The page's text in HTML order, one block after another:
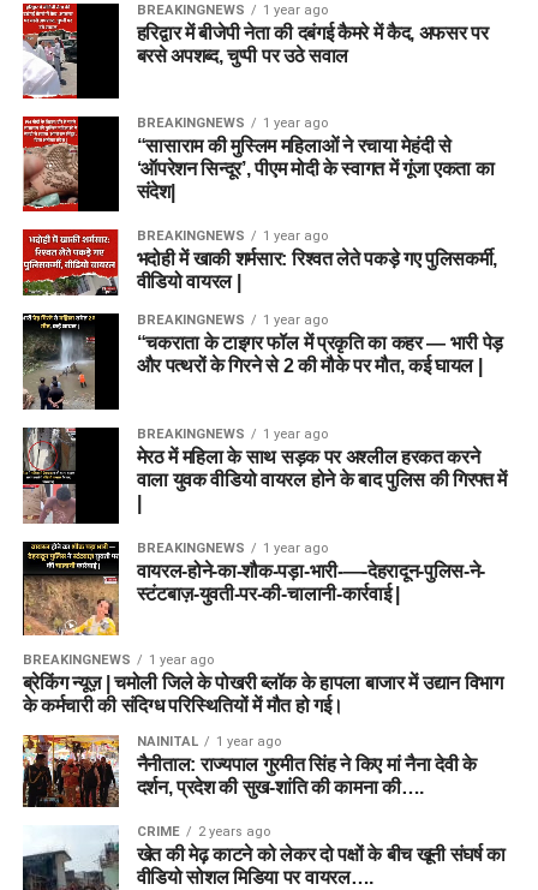
BREAKINGNEWS 1 year ago
हरिद्वार में बीजेपी नेता की दबंगई कैमरे में कैद, अफसर पर
बरसे अपशब्द, चुप्पी पर उठे सवाल
BREAKINGNEWS 1 year ago
“सासाराम की मुस्लिम महिलाओं ने रचाया मेहंदी से
‘ऑपरेशन सिन्दूर’, पीएम मोदी के स्वागत में गूंजा एकता का
संदेश|
BREAKINGNEWS 1 year ago
भदोही में खाकी शर्मसार: रिश्वत लेते पकड़े गए पुलिसकर्मी,
वीडियो वायरल |
BREAKINGNEWS 1 year ago
“चकराता के टाइगर फॉल में प्रकृति का कहर — भारी पेड़
और पत्थरों के गिरने से 2 की मौके पर मौत, कई घायल |
BREAKINGNEWS 1 year ago
मेरठ में महिला के साथ सड़क पर अश्लील हरकत करने
वाला युवक वीडियो वायरल होने के बाद पुलिस की गिरफ्त में
BREAKINGNEWS 1 year ago
वायरल-होने-का-शौक-पड़ा-भारी-—-देहरादून-पुलिस-ने-
स्टंटबाज़-युवती-पर-की-चालानी-कार्रवाई |
BREAKINGNEWS 1 year ago
ब्रेकिंग न्यूज़ | चमोली जिले के पोखरी ब्लॉक के हापला बाजार में उद्यान विभाग
के कर्मचारी की संदिग्ध परिस्थितियों में मौत हो गई।
NAINITAL 1 year ago
नैनीताल: राज्यपाल गुरमीत सिंह ने किए मां नैना देवी के
दर्शन, प्रदेश की सुख-शांति की कामना की….
CRIME 2 years ago
खेत की मेढ़ काटने को लेकर दो पक्षों के बीच खूनी संघर्ष का
वीडियो सोशल मिडिया पर वायरल….